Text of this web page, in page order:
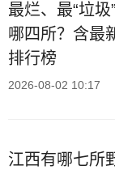
最烂、最“垃
哪四所？含最
排行榜
2026-08-02 10:17
江西有哪七所